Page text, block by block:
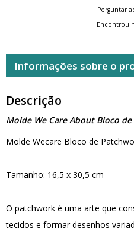
Perguntar
Encontrou
Informações sobre o
Descrição
Molde We Care About Bloco
Molde Wecare Bloco de
Tamanho: 16,5 x 30,5 cm
O patchwork é uma arte que
tecidos e formar desenhos